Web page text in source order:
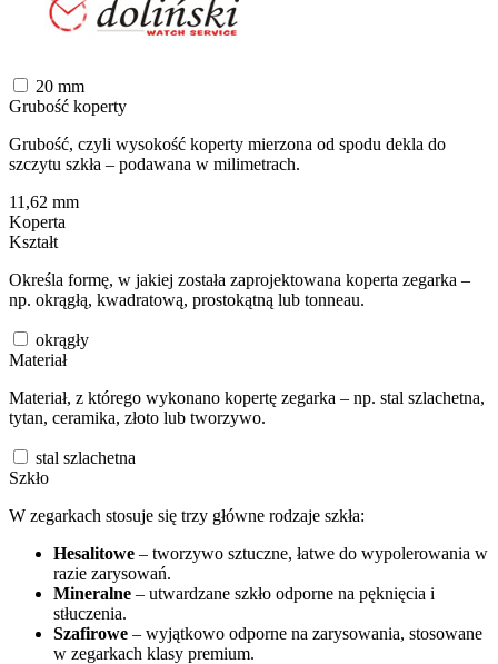
20 mm
Grubość koperty
Grubość, czyli wysokość koperty mierzona od spodu dekla do
szczytu szkła – podawana w milimetrach.
11,62 mm
Koperta
Kształt
Określa formę, w jakiej została zaprojektowana koperta zegarka –
np. okrągłą, kwadratową, prostokątną lub tonneau.
okrągły
Materiał
Materiał, z którego wykonano kopertę zegarka – np. stal szlachetna,
tytan, ceramika, złoto lub tworzywo.
stal szlachetna
Szkło
W zegarkach stosuje się trzy główne rodzaje szkła:
Hesalitowe – tworzywo sztuczne, łatwe do wypolerowania w
razie zarysowań.
Mineralne – utwardzane szkło odporne na pęknięcia i
stłuczenia.
Szafirowe – wyjątkowo odporne na zarysowania, stosowane
w zegarkach klasy premium.